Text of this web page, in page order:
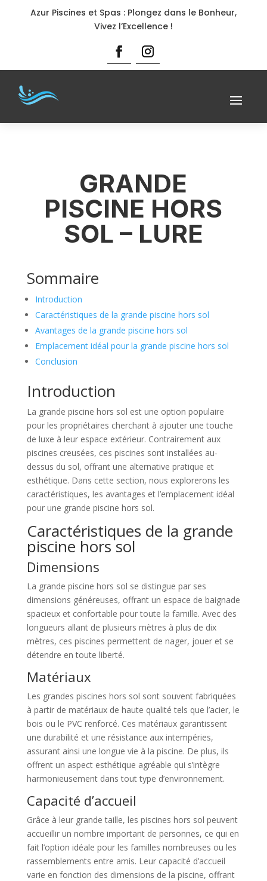
Azur Piscines et Spas : Plongez dans le Bonheur,
Vivez l’Excellence !
GRANDE
PISCINE HORS
SOL – LURE
Sommaire
Introduction
Caractéristiques de la grande piscine hors sol
Avantages de la grande piscine hors sol
Emplacement idéal pour la grande piscine hors sol
Conclusion
Introduction
La grande piscine hors sol est une option populaire
pour les propriétaires cherchant à ajouter une touche
de luxe à leur espace extérieur. Contrairement aux
piscines creusées, ces piscines sont installées au-
dessus du sol, offrant une alternative pratique et
esthétique. Dans cette section, nous explorerons les
caractéristiques, les avantages et l’emplacement idéal
pour une grande piscine hors sol.
Caractéristiques de la grande
piscine hors sol
Dimensions
La grande piscine hors sol se distingue par ses
dimensions généreuses, offrant un espace de baignade
spacieux et confortable pour toute la famille. Avec des
longueurs allant de plusieurs mètres à plus de dix
mètres, ces piscines permettent de nager, jouer et se
détendre en toute liberté.
Matériaux
Les grandes piscines hors sol sont souvent fabriquées
à partir de matériaux de haute qualité tels que l’acier, le
bois ou le PVC renforcé. Ces matériaux garantissent
une durabilité et une résistance aux intempéries,
assurant ainsi une longue vie à la piscine. De plus, ils
offrent un aspect esthétique agréable qui s’intègre
harmonieusement dans tout type d’environnement.
Capacité d’accueil
Grâce à leur grande taille, les piscines hors sol peuvent
accueillir un nombre important de personnes, ce qui en
fait l’option idéale pour les familles nombreuses ou les
rassemblements entre amis. Leur capacité d’accueil
varie en fonction des dimensions de la piscine, offrant